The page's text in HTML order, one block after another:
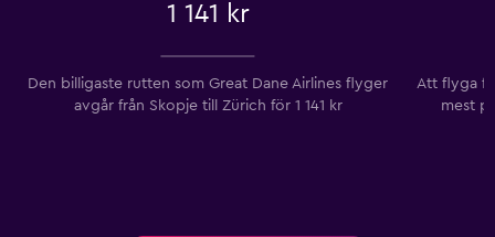
1 141 kr
Den billigaste rutten som Great Dane Airlines flyger
avgår från Skopje till Zürich ​​för 1 141 kr
Att flyga
mest